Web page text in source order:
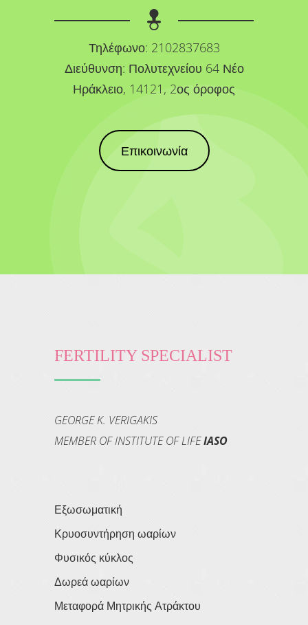
Τηλέφωνο: 2102837683
Διεύθυνση: Πολυτεχνείου 64 Νέο
Ηράκλειο, 14121, 2ος όροφος
Επικοινωνία
FERTILITY SPECIALIST
GEORGE K. VERIGAKIS
MEMBER OF INSTITUTE OF LIFEIASO
Εξωσωματική
Κρυοσυντήρηση ωαρίων
Φυσικός κύκλος
Δωρεά ωαρίων
Μεταφορά Μητρικής Ατράκτου